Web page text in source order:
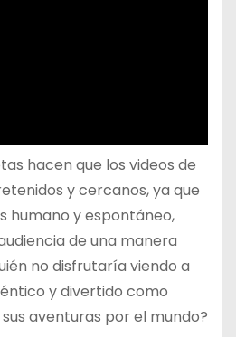
hacen que los videos de
y cercanos, ya que
humano y espontáneo,
de una manera
no disfrutaría viendo a
y divertido como
aventuras por el mundo?